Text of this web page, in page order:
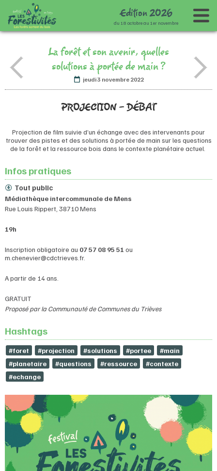
Edition2026
du 18 octobre au 1er novembre
Le festival
Présentation
Les co-porteurs
Programme
Agenda
Carte des animations
Spectacle
Infos pratiques
Archives
Retour sur les Forestivités 2022
Retour sur les Forestivités 2024
Partenaires
Espace presse
La forêt et son avenir, quelles
solutions à portée de main ?
jeudi 3 novembre 2022
PROJECTION - DÉBAT
Projection de film suivie d’un échange avec des intervenants pour
trouver des pistes et des solutions à portée de main sur les questions
de la forêt et la ressource bois dans le contexte planétaire actuel.
Infos pratiques
Tout public
Médiathèque intercommunale de Mens
Rue Louis Rippert, 38710 Mens
19h
Inscription obligatoire au 07 57 08 95 51 ou
m.chenevier@cdctrieves.fr.
A partir de 14 ans.
GRATUIT
Proposé par la Communauté de Communes du Trièves
Hashtags
#foret #projection #solutions #portee
#main
#planetaire
#questions #ressource
#contexte
#echange